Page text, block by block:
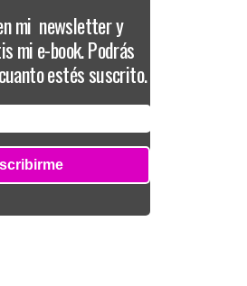
mi newsletter y
mi e-book. Podrás
estés suscrito.